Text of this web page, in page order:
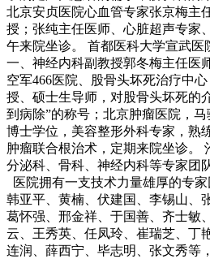
北京安贞医院心血管专家张京梅主
授；张纯主任医师、心脏超声专家
午来院坐诊。 首都医科大学宣武医
一、神经内科副教授郭冬梅主任医
空军466医院、股骨头坏死治疗中
授、硕士生导师，对股骨头坏死的
到病除”的称号；北京肿瘤医院，马
博士学位，美容整形外科专家，熟
肿瘤联合根治术，定期来院坐诊。
分泌科、骨科、神经内科等专家团
医院拥有一支技术力量雄厚的专家
韩亚平、黄楠、伏建国、李锡山、
葛怀强、邢金祥、于国善、齐士敏
云、王秀英、任凤玲、崔瑞芝、丁
连润、薛西宁、毕志明、张文秀等